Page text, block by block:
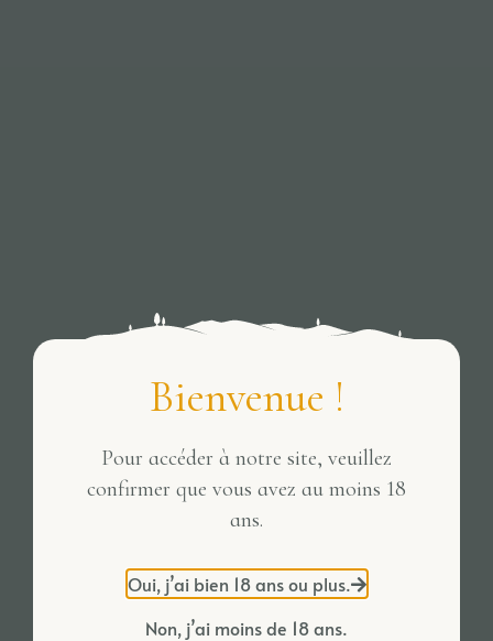
Bienvenue !
Pour accéder à notre site, veuillez
confirmer que vous avez au moins 18
ans.
Oui, j’ai bien 18 ans ou plus.
Non, j’ai moins de 18 ans.